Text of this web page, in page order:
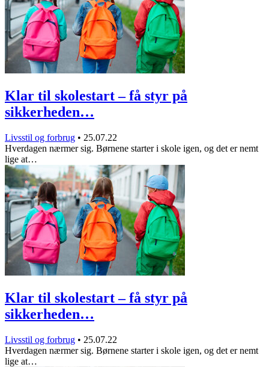
Klar til skolestart – få styr på
sikkerheden…
Livsstil og forbrug • 25.07.22
Hverdagen nærmer sig. Børnene starter i skole igen, og det er nemt
lige at…
Klar til skolestart – få styr på
sikkerheden…
Livsstil og forbrug • 25.07.22
Hverdagen nærmer sig. Børnene starter i skole igen, og det er nemt
lige at…